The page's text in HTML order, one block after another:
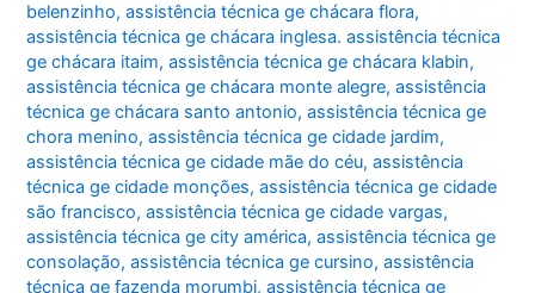
belenzinho,assistência técnica ge chácara flora,
assistência técnica ge chácara inglesa. assistência técnica
ge chácara itaim,assistência técnica ge chácara klabin,
assistência técnica ge chácara monte alegre,assistência
técnica ge chácara santo antonio,assistência técnica ge
chora menino,assistência técnica ge cidade jardim,
assistência técnica ge cidade mãe do céu,assistência
técnica ge cidade monções,assistência técnica ge cidade
são francisco,assistência técnica ge cidade vargas,
assistência técnica ge city américa,assistência técnica ge
consolação,assistência técnica ge cursino,assistência
técnica ge fazenda morumbi,assistência técnica ge